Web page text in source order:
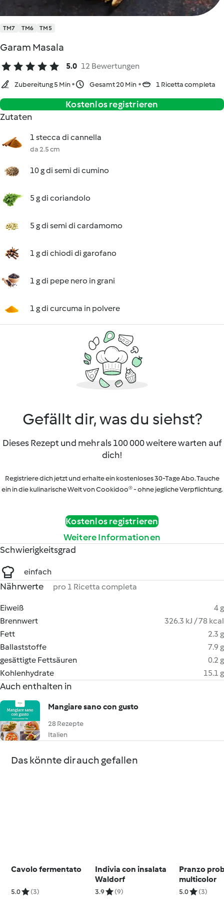
TM7 TM6 TM5
Garam Masala
5.0 12 Bewertungen
Zubereitung 5 Min Gesamt 20 Min 1 Ricetta completa
Kostenlos registrieren
Zutaten
1 stecca di cannella
da 2.5 cm
10 g di semi di cumino
5 g di coriandolo
5 g di semi di cardamomo
1 g di chiodi di garofano
1 g di pepe nero in grani
1 g di curcuma in polvere
Gefällt dir, was du siehst?
Dieses Rezept und mehr als 100 000 weitere warten auf
dich!
Registriere dich jetzt und erhalte ein kostenloses 30-Tage Abo. Tauche
ein in die kulinarische Welt von Cookidoo® - ohne jegliche Verpflichtung.
Kostenlos registrieren
Weitere Informationen
Schwierigkeitsgrad
einfach
Nährwerte pro 1 Ricetta completa
Eiweiß
4 g
Brennwert
326.3 kJ / 78 kcal
Fett
2.3 g
Ballaststoffe
7.9 g
gesättigte Fettsäuren
0.2 g
Kohlenhydrate
15.1 g
Auch enthalten in
Mangiare sano con gusto
28 Rezepte
Italien
Das könnte dir auch gefallen
Cavolo fermentato
5.0 (3)
Indivia con insalata
Waldorf
3.9 (9)
Pranzo
multicolor
5.0 (3)